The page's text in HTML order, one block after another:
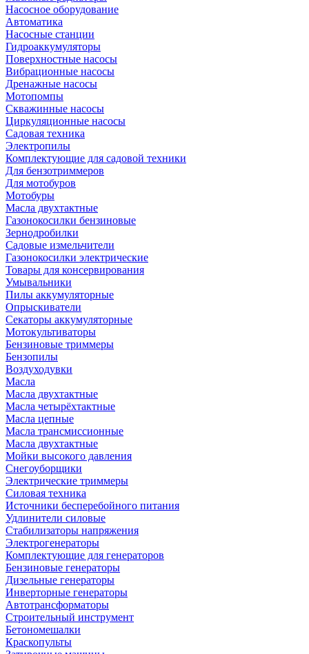
Насосное оборудование
Автоматика
Насосные станции
Гидроаккумуляторы
Поверхностные насосы
Вибрационные насосы
Дренажные насосы
Мотопомпы
Скважинные насосы
Циркуляционные насосы
Садовая техника
Электропилы
Комплектующие для садовой техники
Для бензотриммеров
Для мотобуров
Мотобуры
Масла двухтактные
Газонокосилки бензиновые
Зернодробилки
Садовые измельчители
Газонокосилки электрические
Товары для консервирования
Умывальники
Пилы аккумуляторные
Опрыскиватели
Секаторы аккумуляторные
Мотокультиваторы
Бензиновые триммеры
Бензопилы
Воздуходувки
Масла
Масла двухтактные
Масла четырёхтактные
Масла цепные
Масла трансмиссионные
Масла двухтактные
Мойки высокого давления
Снегоуборщики
Электрические триммеры
Силовая техника
Источники бесперебойного питания
Удлинители силовые
Стабилизаторы напряжения
Электрогенераторы
Комплектующие для генераторов
Бензиновые генераторы
Дизельные генераторы
Инверторные генераторы
Автотрансформаторы
Строительный инструмент
Бетономешалки
Краскопульты